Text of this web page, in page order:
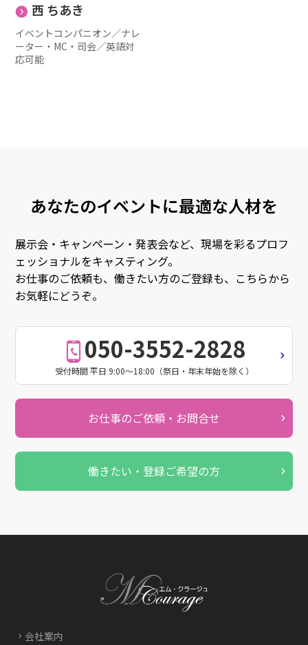
西 ちあき
イベントコンパニオン／ナレ
ーター・MC・司会／英語対
応可能
あなたのイベントに最適な人材を
展示会・キャンペーン・発表会など、現場を彩るプロフ
ェッショナルをキャスティング。
お仕事のご依頼も、働きたい方のご登録も、こちらから
お気軽にどうぞ。
050-3552-2828
受付時間 平日 9:00～18:00（祭日・年末年始を除く）
お仕事のご依頼・お問合せ
働きたい・登録ご希望の方
会社案内